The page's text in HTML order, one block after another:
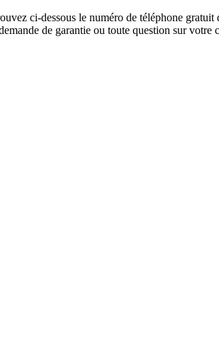
ci-dessous le numéro de téléphone
de garantie ou toute question sur